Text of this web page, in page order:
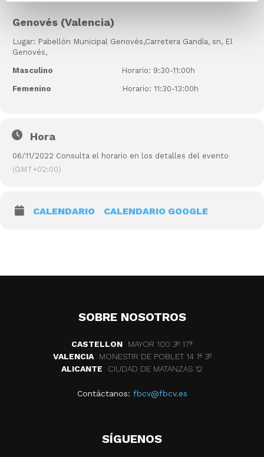
Genovés (Valencia)
Lugar: Pabellón Municipal Genovés,Carretera Gandía, sn, El
Genovés,
Masculino Horario: 9:30-11:00h
Femenino Horario: 11:30-13:00h
Hora
06/11/2022 Consulta el horario en los detalles del evento
(GMT+02:00)
CALENDARIO CALENDARIO GOOGLE
SOBRE NOSOTROS
CASTELLON
MAYOR 100 3º 17ª
VALENCIA
MONESTIR DE POBLET 14 1ª 3º
ALICANTE
CIUDAD DE MATANZAS 12
Contáctanos: fbcv@fbcv.es
SÍGUENOS